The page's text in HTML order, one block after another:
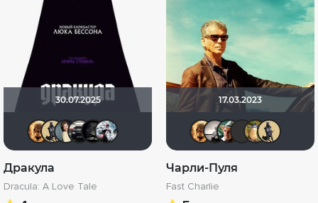
30.07.2025
Leksus81
DerbishAnastasia_Podkova
za_toboy_uzhe_vyehali
Kot123RUS
Дракула
Dracula: A Love Tale
17.03.2023
Leksus81
Чарли-Пуля
Fast Charlie